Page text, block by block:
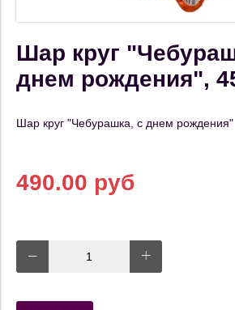
Шар круг
днем рождения",
Шар круг "Чебурашка, с днем рождения"
490.00 руб